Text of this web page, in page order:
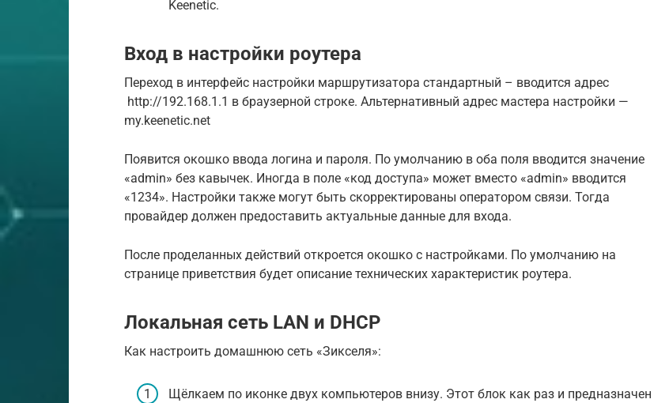
Keenetic.
Вход в настройки роутера
Переход в интерфейс настройки маршрутизатора стандартный – вводится адрес
http://192.168.1.1 в браузерной строке. Альтернативный адрес мастера настройки —
my.keenetic.net
Появится окошко ввода логина и пароля. По умолчанию в оба поля вводится значение
«admin» без кавычек. Иногда в поле «код доступа» может вместо «admin» вводится
«1234». Настройки также могут быть скорректированы оператором связи. Тогда
провайдер должен предоставить актуальные данные для входа.
После проделанных действий откроется окошко с настройками. По умолчанию на
странице приветствия будет описание технических характеристик роутера.
Локальная сеть LAN и DHCP
Как настроить домашнюю сеть «Зикселя»:
Щёлкаем по иконке двух компьютеров внизу. Этот блок как раз и предназначен